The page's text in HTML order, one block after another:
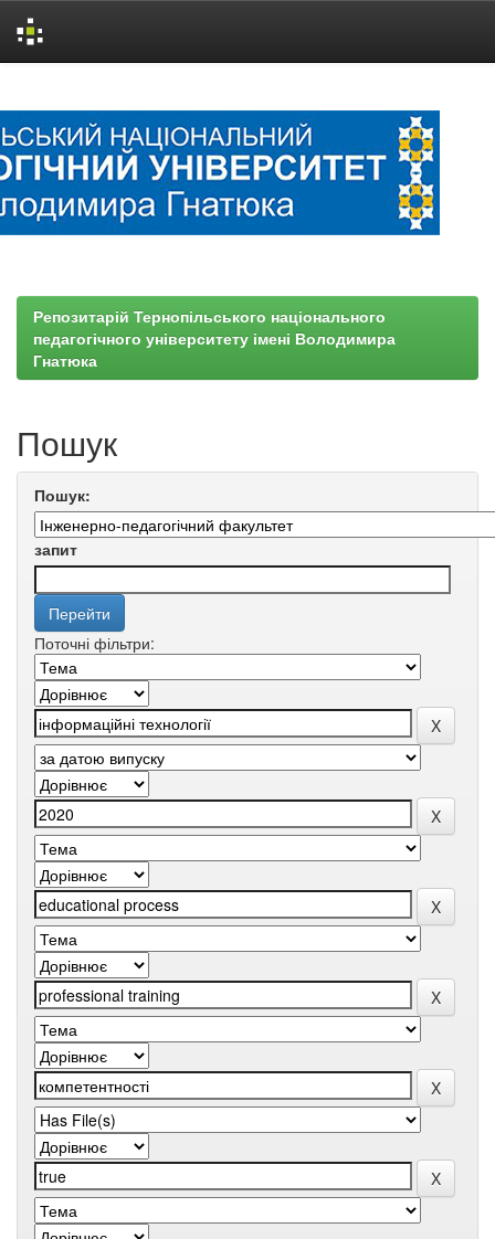
Репозитарій Тернопільського національного
педагогічного університету імені Володимира
Гнатюка
Пошук
Пошук:
запит
Поточні фільтри: